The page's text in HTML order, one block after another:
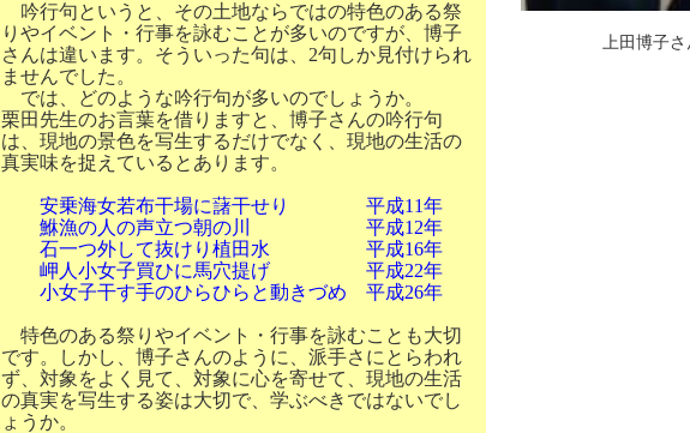
吟行句というと、その土地ならではの特色のある祭
りやイベント・行事を詠むことが多いのですが、博子
さんは違います。そういった句は、 2句しか見付けられ
ませんでした。
では、どのような吟行句が多いのでしょうか。
栗田先生のお言葉を借りますと、博子さんの吟行句
は、現地の景色を写生するだけでなく、現地の生活の
真実味を捉えているとあります。
安乗海女若布干場に藷干せり 平成11年
鮴漁の人の声立つ朝の川 平成12年
石一つ外して抜けり植田水 平成16年
岬人小女子買ひに馬穴提げ 平成22年
小女子干す手のひらひらと動きづめ 平成26年
特色のある祭りやイベント・行事を詠むことも大切
です。しかし、博子さんのように、派手さにとらわれ
ず、対象をよく見て、対象に心を寄せて、現地の生活
の真実を写生する姿は大切で、学ぶべきではないでし
ょうか。
上田博子